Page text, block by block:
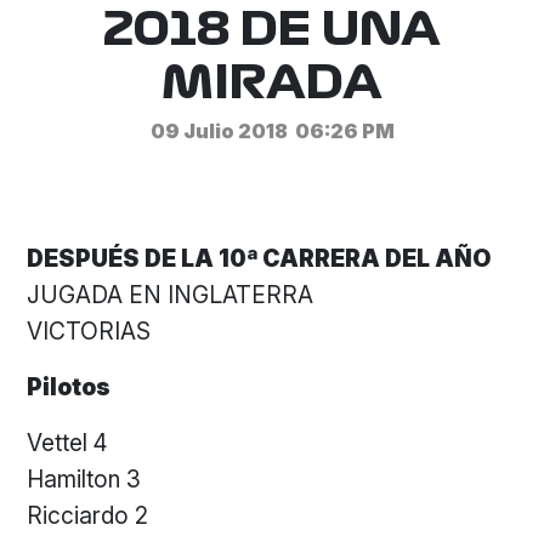
2018 DE UNA
MIRADA
09 Julio 2018 06:26 PM
DESPUÉS DE LA 10ª CARRERA DEL AÑO
JUGADA EN INGLATERRA
VICTORIAS
Pilotos
Vettel 4
Hamilton 3
Ricciardo 2